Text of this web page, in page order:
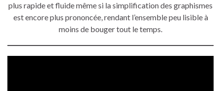
plus rapide et fluide même si la simplification des graphismes
est encore plus prononcée, rendant l’ensemble peu lisible à
moins de bouger tout le temps.